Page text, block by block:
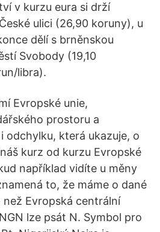
v kurzu eura si drží
ulici (26,90 koruny), u
dělí s brněnskou
Svobody (19,10
libra).
Evropské unie,
prostoru a
odchylku, která ukazuje, o
kurz od kurzu Evropské
například vidíte u měny
to, že máme o dané
Evropská centrální
lze psát N. Symbol pro